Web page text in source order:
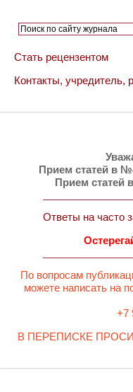
Стать рецензентом
Контакты, учредитель,
Прием статей в
Прием статей
Ответы на часто
По вопросам
можете написать на
+7
В ПЕРЕПИСКЕ